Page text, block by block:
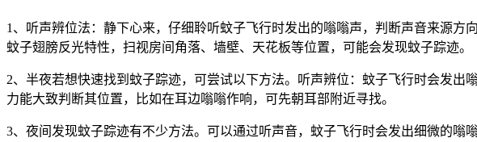
1、听声辨位法：静下心来，仔细聆听蚊子飞行时发出的嗡嗡声，判断声音来源
蚊子翅膀反光特性，扫视房间角落、墙壁、天花板等位置，可能会发现蚊子踪迹。
2、半夜若想快速找到蚊子踪迹，可尝试以下方法。听声辨位：蚊子飞行时会发
力能大致判断其位置，比如在耳边嗡嗡作响，可先朝耳部附近寻找。
3、夜间发现蚊子踪迹有不少方法。可以通过听声音，蚊子飞行时会发出细微的嗡